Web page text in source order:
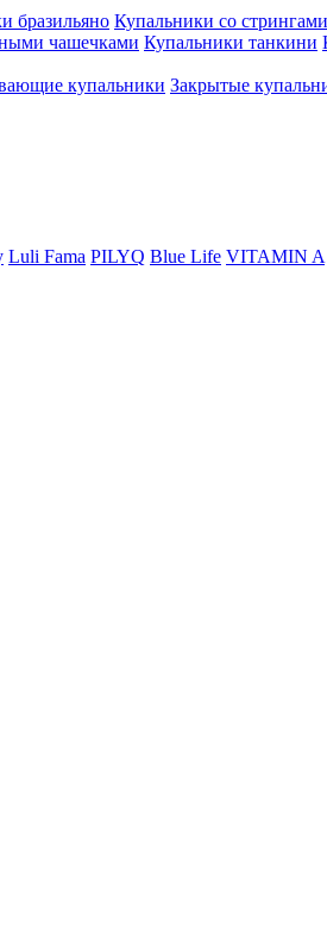
бразильяно Купальники со стрингами
чашечками Купальники танкини
купальники Закрытые
Luli Fama PILYQ Blue Life VITAMIN A